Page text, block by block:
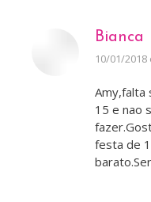
Bianca
disse:
10/01/2018
Amy,falta
15 e nao
festa de